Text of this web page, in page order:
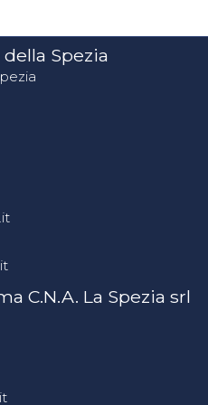
Spezia
C.N.A. La Spezia srl